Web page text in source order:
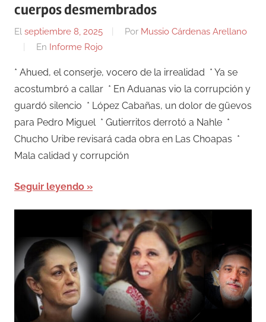
cuerpos desmembrados
El septiembre 8, 2025 Por Mussio Cárdenas Arellano
En Informe Rojo
* Ahued, el conserje, vocero de la irrealidad * Ya se
acostumbró a callar * En Aduanas vio la corrupción y
guardó silencio * López Cabañas, un dolor de güevos
para Pedro Miguel * Gutierritos derrotó a Nahle *
Chucho Uribe revisará cada obra en Las Choapas *
Mala calidad y corrupción
Seguir leyendo